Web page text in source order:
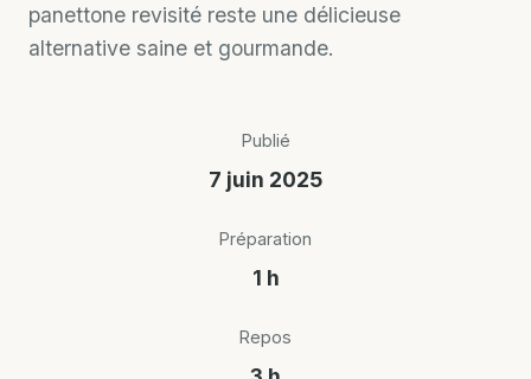
panettone revisité reste une délicieuse
alternative saine et gourmande.
Publié
7 juin 2025
Préparation
1 h
Repos